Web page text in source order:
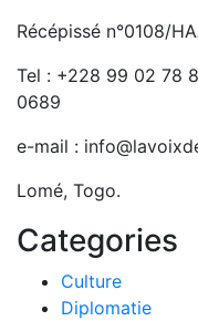
Récépissé n°0108/
Tel : +228 99 02 78
0689
e-mail :
Lomé, Togo.
Categories
Culture
Diplomatie